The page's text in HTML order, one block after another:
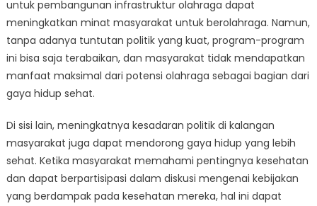
untuk pembangunan infrastruktur olahraga dapat
meningkatkan minat masyarakat untuk berolahraga. Namun,
tanpa adanya tuntutan politik yang kuat, program-program
ini bisa saja terabaikan, dan masyarakat tidak mendapatkan
manfaat maksimal dari potensi olahraga sebagai bagian dari
gaya hidup sehat.
Di sisi lain, meningkatnya kesadaran politik di kalangan
masyarakat juga dapat mendorong gaya hidup yang lebih
sehat. Ketika masyarakat memahami pentingnya kesehatan
dan dapat berpartisipasi dalam diskusi mengenai kebijakan
yang berdampak pada kesehatan mereka, hal ini dapat